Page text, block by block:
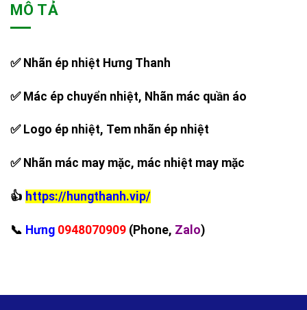
MÔ TẢ
✅ Nhãn ép nhiệt Hưng Thanh
✅ Mác ép chuyển nhiệt, Nhãn mác quần áo
✅ Logo ép nhiệt, Tem nhãn ép nhiệt
✅ Nhãn mác may mặc, mác nhiệt may mặc
👍 https://hungthanh.vip/
‪📞 Hưng 0948070909 (Phone, Zalo)